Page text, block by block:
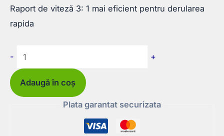
Raport de viteză 3: 1 mai eficient pentru derularea
rapida
-
Cantitate
Ruleta
50
m
+
Adaugă în coș
Plata garantat securizata